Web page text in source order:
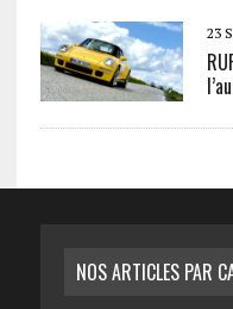
23
NOS ARTICLES PAR